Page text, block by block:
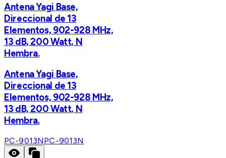
Antena Yagi Base,
Direccional de 13
Elementos, 902-928 MHz,
13 dB, 200 Watt, N
Hembra.
Antena Yagi Base,
Direccional de 13
Elementos, 902-928 MHz,
13 dB, 200 Watt, N
Hembra.
PC-9013NPC-9013N